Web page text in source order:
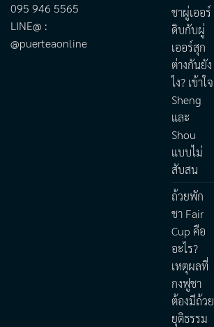
095 946 5565
LINE@ :
@puerteaonline
ชาผู่เออร์
ดิบกับผู่
เออร์สุก
ต่างกันยัง
ไง? เข้าใจ
Sheng
และ
Shou
แบบไม่
สับสน
ถ้วยพัก
ชา Fair
Cup คือ
อะไร?
เหตุผลที่
กงฟูชา
ต้องมีถ้วย
ยุติธรรม